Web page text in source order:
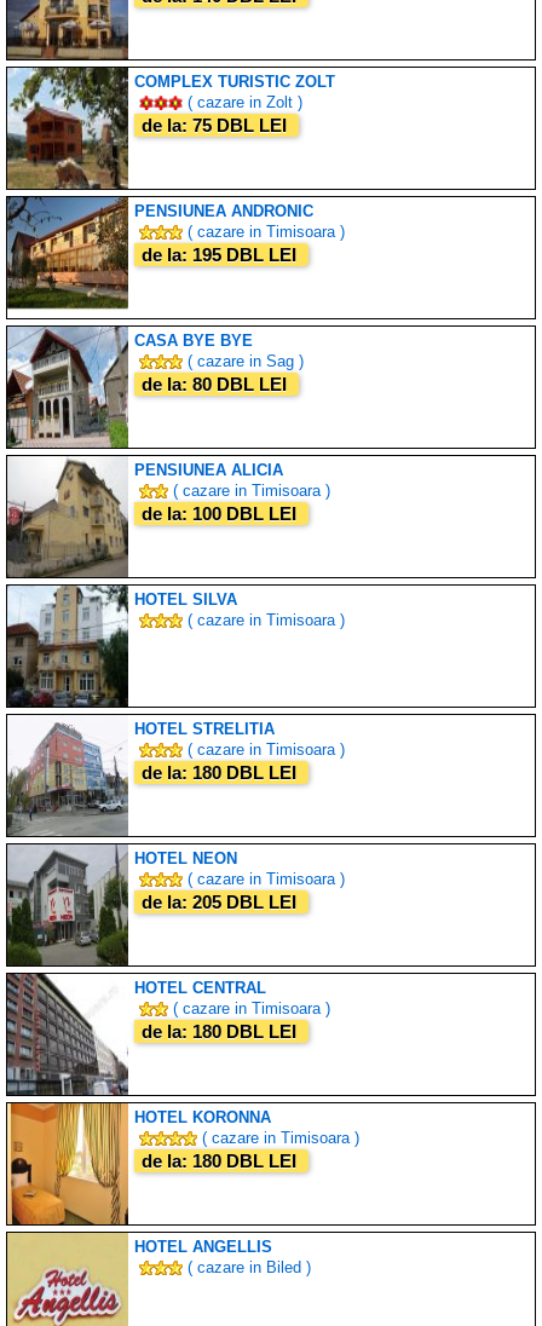
COMPLEX TURISTIC ZOLT
( cazare in Zolt )
de la: 75 DBL LEI
PENSIUNEA ANDRONIC
( cazare in Timisoara )
de la: 195 DBL LEI
CASA BYE BYE
( cazare in Sag )
de la: 80 DBL LEI
PENSIUNEA ALICIA
( cazare in Timisoara )
de la: 100 DBL LEI
HOTEL SILVA
( cazare in Timisoara )
HOTEL STRELITIA
( cazare in Timisoara )
de la: 180 DBL LEI
HOTEL NEON
( cazare in Timisoara )
de la: 205 DBL LEI
HOTEL CENTRAL
( cazare in Timisoara )
de la: 180 DBL LEI
HOTEL KORONNA
( cazare in Timisoara )
de la: 180 DBL LEI
HOTEL ANGELLIS
( cazare in Biled )